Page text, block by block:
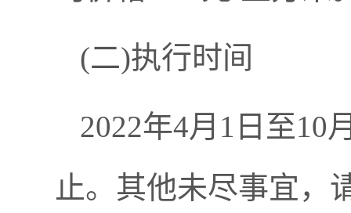
(二)执行时间
2022年4月1日至10
止。其他未尽事宜，